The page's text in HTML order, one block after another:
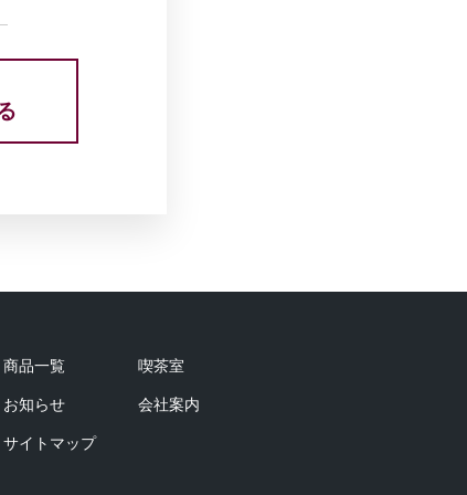
商品一覧 喫茶室
お知らせ 会社案内
サイトマップ